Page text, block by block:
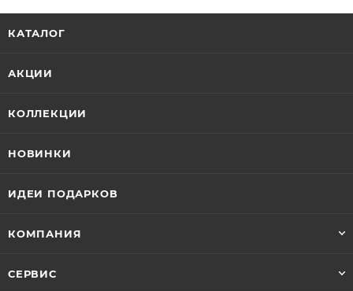
КАТАЛОГ
АКЦИИ
КОЛЛЕКЦИИ
НОВИНКИ
ИДЕИ ПОДАРКОВ
КОМПАНИЯ
СЕРВИС